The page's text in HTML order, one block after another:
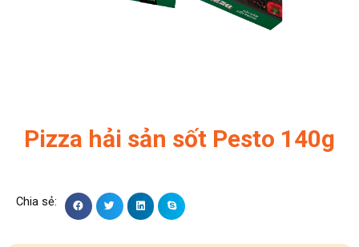
Pizza hải sản sốt Pesto 140g